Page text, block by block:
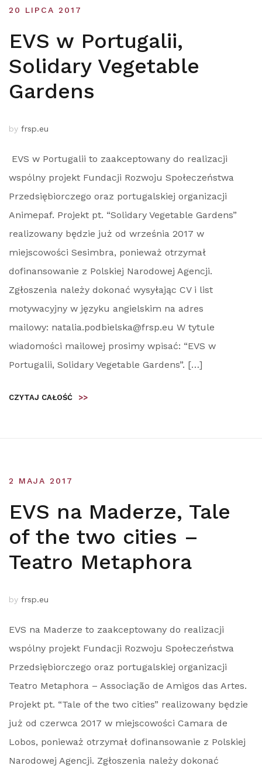
20 LIPCA 2017
EVS w Portugalii,
Solidary Vegetable
Gardens
by frsp.eu
EVS w Portugalii to zaakceptowany do realizacji
wspólny projekt Fundacji Rozwoju Społeczeństwa
Przedsiębiorczego oraz portugalskiej organizacji
Animepaf. Projekt pt. “Solidary Vegetable Gardens”
realizowany będzie już od września 2017 w
miejscowości Sesimbra, ponieważ otrzymał
dofinansowanie z Polskiej Narodowej Agencji.
Zgłoszenia należy dokonać wysyłając CV i list
motywacyjny w języku angielskim na adres
mailowy: natalia.podbielska@frsp.eu W tytule
wiadomości mailowej prosimy wpisać: “EVS w
Portugalii, Solidary Vegetable Gardens”. […]
CZYTAJ CAŁOŚĆ >>
2 MAJA 2017
EVS na Maderze, Tale
of the two cities –
Teatro Metaphora
by frsp.eu
EVS na Maderze to zaakceptowany do realizacji
wspólny projekt Fundacji Rozwoju Społeczeństwa
Przedsiębiorczego oraz portugalskiej organizacji
Teatro Metaphora – Associação de Amigos das Artes.
Projekt pt. “Tale of the two cities” realizowany będzie
już od czerwca 2017 w miejscowości Camara de
Lobos, ponieważ otrzymał dofinansowanie z Polskiej
Narodowej Agencji. Zgłoszenia należy dokonać